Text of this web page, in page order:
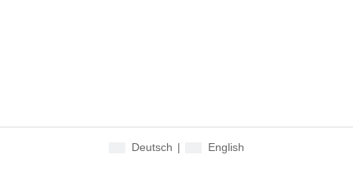
Deutsch | English